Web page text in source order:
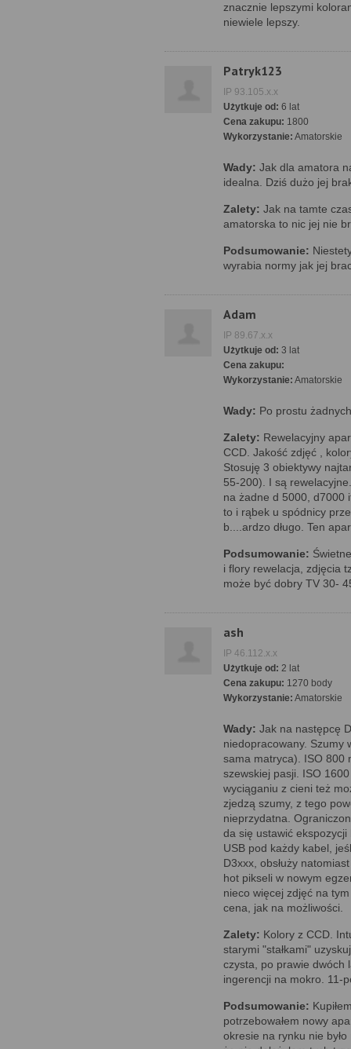
znacznie lepszymi
niewiele lepszy.
Patryk123
IP 93.105.x.x
Użytkuje od: 6 lat
Cena zakupu: 1800
Wykorzystanie: Amatorskie
Wady: Jak dla amatora
idealna. Dziś dużo jej
Zalety: Jak na tamte
amatorska to nic jej nie
Podsumowanie:
wyrabia normy jak jej
Adam
IP 89.67.x.x
Użytkuje od: 3 lat
Cena zakupu:
Wykorzystanie: Amatorskie
Wady: Po prostu
Zalety: Rewelacyjny
CCD. Jakość zdjęć ,
Stosuję 3 obiektywy
55-200). I są
na żadne d 5000, d7000
to i rąbek u spódnicy
b....ardzo długo. Ten
Podsumowanie:
i flory rewelacja, zdjęcia
może być dobry TV 30-
ash
IP 46.112.x.x
Użytkuje od: 2 lat
Cena zakupu: 1270 body
Wykorzystanie: Amatorskie
Wady: Jak na następcę
niedopracowany. Szumy
sama matryca). ISO 800
szewskiej pasji. ISO
wyciąganiu z cieni też
zjedzą szumy, z tego
nieprzydatna.
da się ustawić ekspozycji
USB pod każdy kabel,
D3xxx, obsłuży
hot pikseli w nowym
nieco więcej zdjęć na
cena, jak na możliwości.
Zalety: Kolory z CCD.
starymi "stałkami"
czysta, po prawie dwóch
ingerencji na mokro. 11-
Podsumowanie:
potrzebowałem nowy
okresie na rynku nie